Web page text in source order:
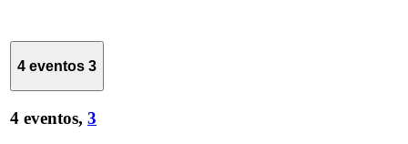
4 eventos 3
4 eventos, 3